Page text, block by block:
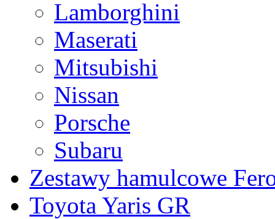
Lamborghini
Maserati
Mitsubishi
Nissan
Porsche
Subaru
Zestawy hamulcowe
Toyota Yaris GR